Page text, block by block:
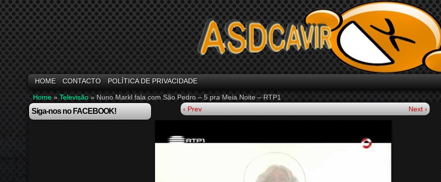
HOME CONTACTO POLÍTICA DE PRIVACIDADE
Home » Televisão » Nuno Markl fala com São Pedro – 5 pra Meia Noite – RTP1
Siga-nos no FACEBOOK! ‹ Prev Next ›